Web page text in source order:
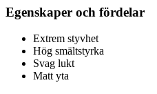
Egenskaper och fördelar
Extrem styvhet
Hög smältstyrka
Svag lukt
Matt yta